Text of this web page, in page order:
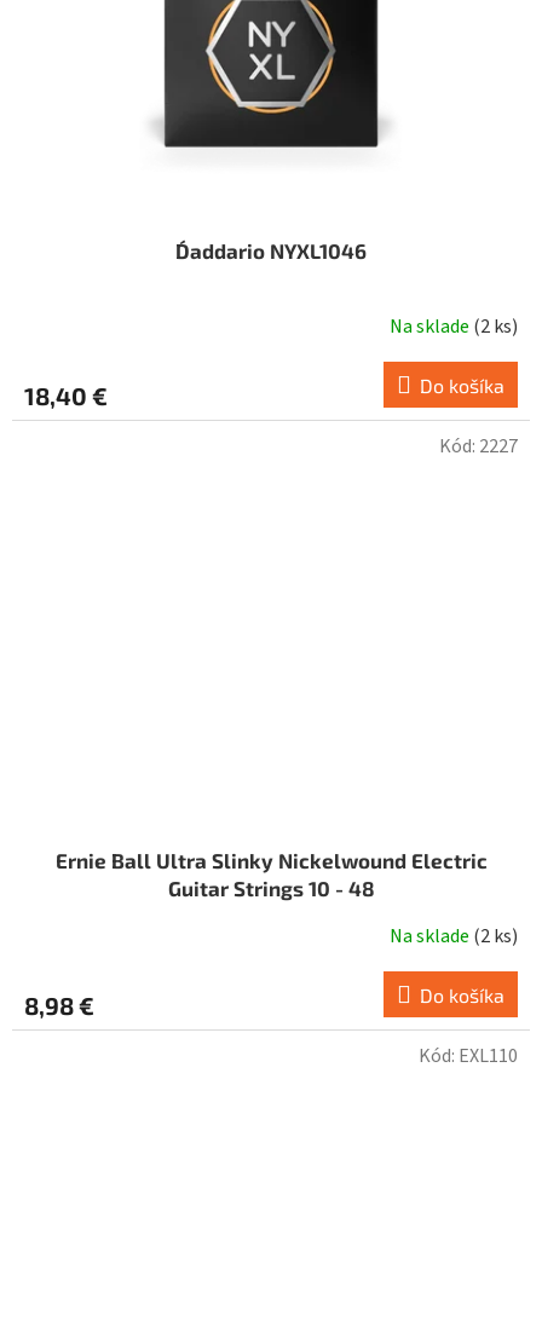
D´addario NYXL1046
Na sklade (2 ks)
18,40 € Do košíka
Ernie Ball Ultra Slinky Nickelwound Electric
Guitar Strings 10 - 48
Na sklade (2 ks)
8,98 € Do košíka
Kód: 2227
Kód: EXL110